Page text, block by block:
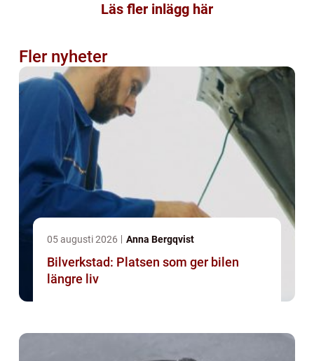
Läs fler inlägg här
Fler nyheter
05 augusti 2026 Anna Bergqvist
Bilverkstad: Platsen som ger bilen
längre liv